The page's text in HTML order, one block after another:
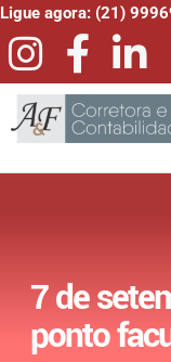
Ligue agora: (21)
7 de
ponto